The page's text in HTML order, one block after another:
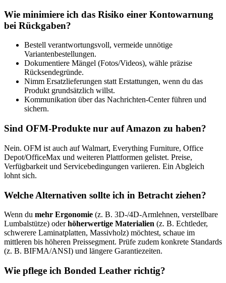
Wie minimiere ich das Risiko einer Kontowarnung
bei Rückgaben?
Bestell verantwortungsvoll, vermeide unnötige
Variantenbestellungen.
Dokumentiere Mängel (Fotos/Videos), wähle präzise
Rücksendegründe.
Nimm Ersatzlieferungen statt Erstattungen, wenn du das
Produkt grundsätzlich willst.
Kommunikation über das Nachrichten-Center führen und
sichern.
Sind OFM-Produkte nur auf Amazon zu haben?
Nein. OFM ist auch auf Walmart, Everything Furniture, Office
Depot/OfficeMax und weiteren Plattformen gelistet. Preise,
Verfügbarkeit und Servicebedingungen variieren. Ein Abgleich
lohnt sich.
Welche Alternativen sollte ich in Betracht ziehen?
Wenn du mehr Ergonomie (z. B. 3D-/4D-Armlehnen, verstellbare
Lumbalstütze) oderhöherwertige Materialien (z. B. Echtleder,
schwerere Laminatplatten, Massivholz) möchtest, schaue im
mittleren bis höheren Preissegment. Prüfe zudem konkrete Standards
(z. B. BIFMA/ANSI) und längere Garantiezeiten.
Wie pflege ich Bonded Leather richtig?